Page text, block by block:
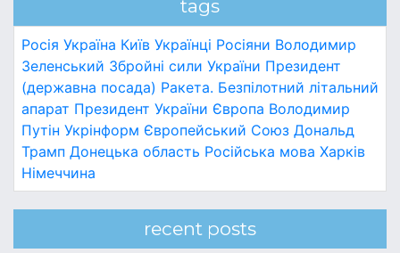
tags
Росія Україна Київ Українці Росіяни Володимир
Зеленський Збройні сили України Президент
(державна посада) Ракета. Безпілотний літальний
апарат Президент України Європа Володимир
Путін Укрінформ Європейський Союз Дональд
Трамп Донецька область Російська мова Харків
Німеччина
recent posts